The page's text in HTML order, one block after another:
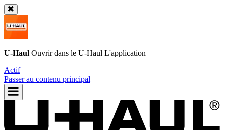
U-Haul Ouvrir dans le U-Haul L'application
Actif
Passer au contenu principal